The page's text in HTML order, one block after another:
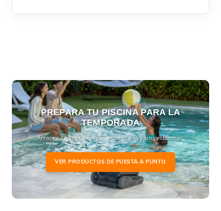
PREPARA TU PISCINA PARA LA
TEMPORADA
Arranca con agua limpia, equilibrada y sin problemas.
VER PRODUCTOS DE PUESTA A PUNTO